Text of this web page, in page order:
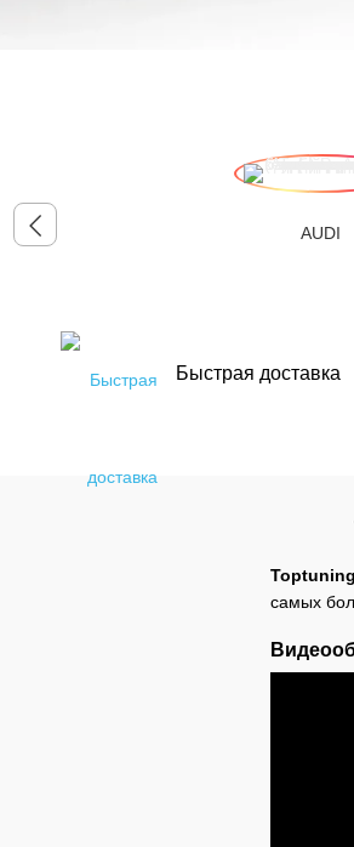
AUDI
Быстрая доставка
самых